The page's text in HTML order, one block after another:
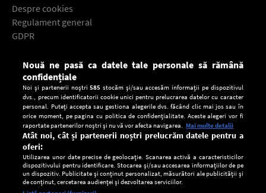
Despre cookies
Regulament general
GDPR
Descarcă gratuit aplicaţia Europa FM pentru smartphone:
Nouă ne pasă ca datele tale personale să rămână
confidențiale
Noi și partenerii noștri585 stocăm și/sau accesăm informații pe dispozitivul
dvs., precum identificatorii cookie unici pentru prelucrarea datelor cu caracter
personal. Puteți accepta sau gestiona alegerile dvs. făcând clic mai jos sau în
orice moment, pe pagina cu politica de confidențialitate. Aceste alegeri vor fi
raportate partenerilor noștri și nu vă vor afecta navigarea. Mai multe detalii
Atât noi, cât și partenerii noștri prelucrăm datele pentru a
oferi:
Utilizarea unor date precise de geolocație. Scanarea activă a caracteristicilor
dispozitivului pentru identificare. Stocarea și/sau accesarea informațiilor de pe
un dispozitiv. Publicitate și conținut personalizat, măsurători ale publicității și
de conținut, cercetarea audienței și dezvoltarea serviciilor.